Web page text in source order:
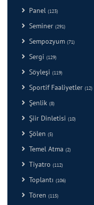
Panel (123)
Seminer (291)
Sempozyum (71)
Sergi (129)
Söyleşi (119)
Sportif Faaliyetler (12)
Şenlik (8)
Şiir Dinletisi (10)
Şölen (5)
Temel Atma (2)
Tiyatro (112)
Toplantı (106)
Tören (115)